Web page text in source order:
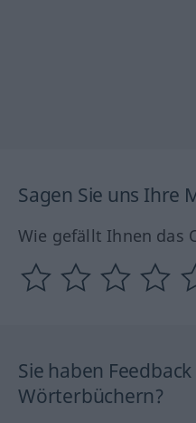
Sagen Sie uns Ihre
Wie gefällt Ihnen das
Sie haben
Wörterbüchern?